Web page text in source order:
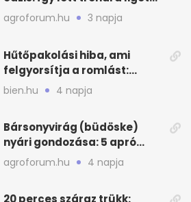
zöld
agroforum.hu 3 napja
Hűtőpakolási hiba, ami
felgyorsítja a romlást:
zónákra figyelj
bien.hu 4 napja
Bársonyvirág (büdöske)
nyári gondozása: 5 apró
lépés a dús virágzásért
agroforum.hu 4 napja